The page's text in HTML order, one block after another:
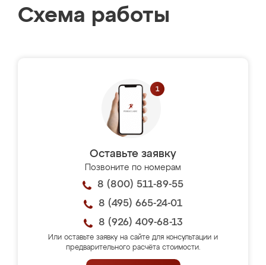
Схема работы
Оставьте заявку
Позвоните по номерам
8 (800) 511-89-55
8 (495) 665-24-01
8 (926) 409-68-13
Или оставьте заявку на сайте для консультации и
предварительного расчёта стоимости.